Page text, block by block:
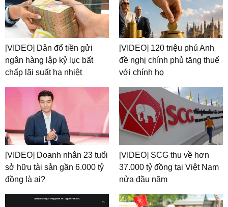
[VIDEO] Dân đổ tiền gửi
ngân hàng lập kỷ lục bất
chấp lãi suất hạ nhiệt
[VIDEO] 120 triệu phú Anh
đề nghị chính phủ tăng thuế
với chính họ
[VIDEO] Doanh nhân 23 tuổi
sở hữu tài sản gần 6.000 tỷ
đồng là ai?
[VIDEO] SCG thu về hơn
37.000 tỷ đồng tại Việt Nam
nửa đầu năm